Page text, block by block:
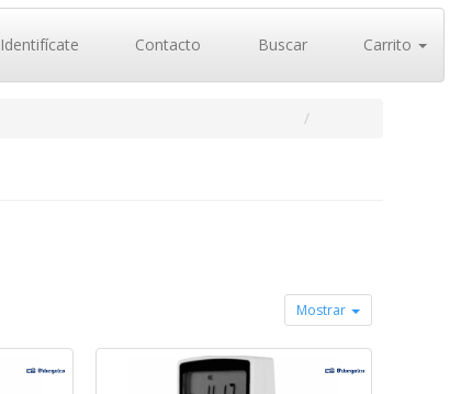
Identifícate Contacto Buscar Carrito
Mostrar